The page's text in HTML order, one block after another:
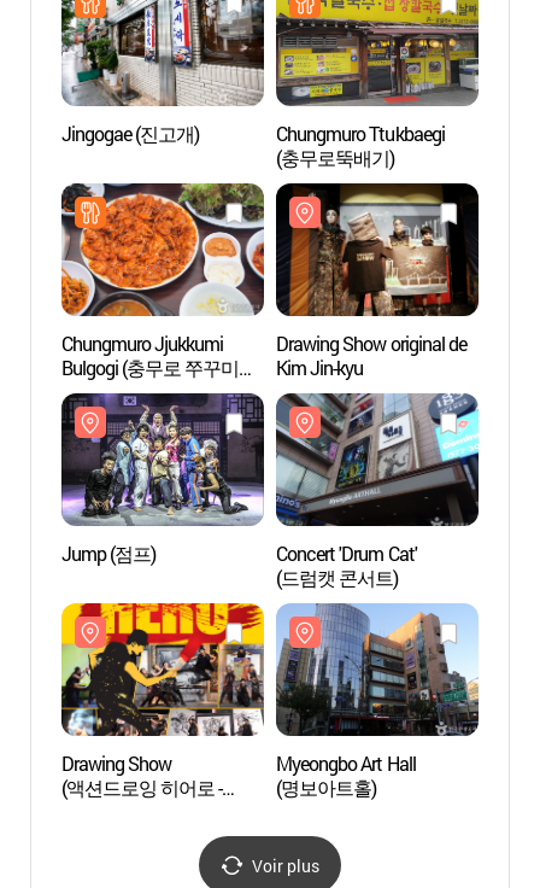
Jingogae (진고개)
Chungmuro Ttukbaegi
(충무로뚝배기)
Chungmuro Jjukkumi
Bulgogi (충무로 쭈꾸미
불고기)
Drawing Show original de
Kim Jin-kyu
Jump (점프)
Concert 'Drum Cat'
(드럼캣 콘서트)
Drawing Show
(액션드로잉 히어로 -
Myeongbo Art Hall
(명보아트홀)
Voir plus